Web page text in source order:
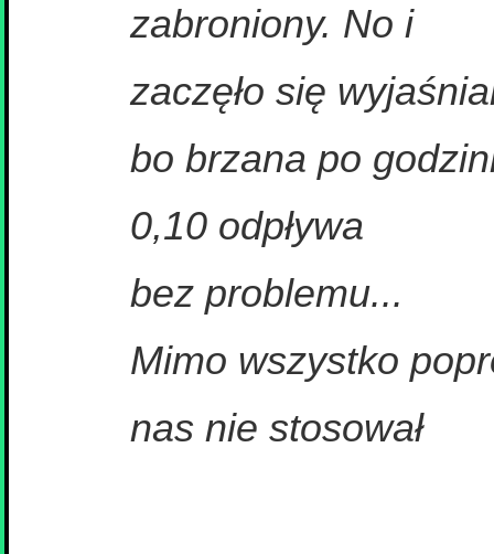
zabroniony. No i
zaczęło się
bo brzana po
0,10 odpływa
bez problemu...
Mimo wszystko
nas nie stosował